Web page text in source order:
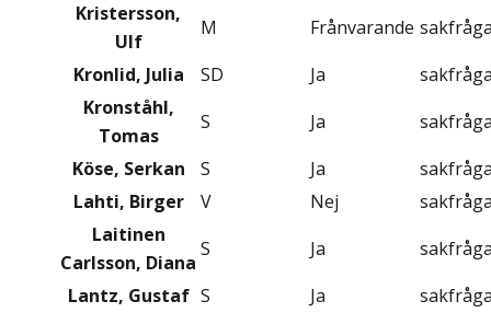
Kristersson,
Ulf
M Frånvarande
Kronlid, Julia
SD Ja
Kronståhl,
Tomas
S Ja
Köse, Serkan
S Ja
Lahti, Birger
V Nej
Laitinen
Carlsson, Diana
S Ja
Lantz, Gustaf S Ja